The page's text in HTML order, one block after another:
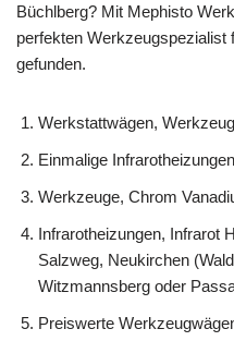
Büchlberg? Mit Mephisto
perfekten Werkzeugspezialist
gefunden.
Werkstattwägen,
Einmalige
Werkzeuge, Chrom
Infrarotheizungen, Infrarot
Salzweg, Neukirchen
Witzmannsberg oder
Preiswerte